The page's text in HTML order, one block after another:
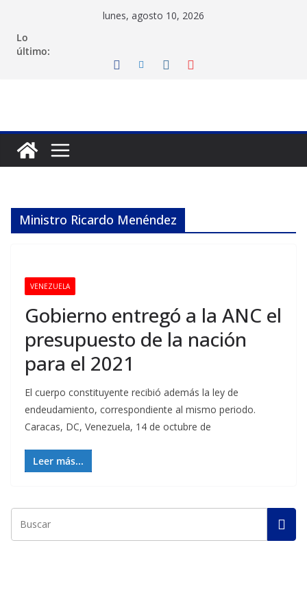
contenido
lunes, agosto 10, 2026
Lo
último:
Ministro Ricardo Menéndez
VENEZUELA
Gobierno entregó a la ANC el
presupuesto de la nación
para el 2021
El cuerpo constituyente recibió además la ley de
endeudamiento, correspondiente al mismo periodo.
Caracas, DC, Venezuela, 14 de octubre de
Leer más...